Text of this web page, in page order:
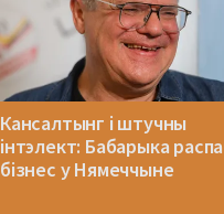
Кансалтынг і штучны
інтэлект: Бабарыка
бізнес у Нямеччыне